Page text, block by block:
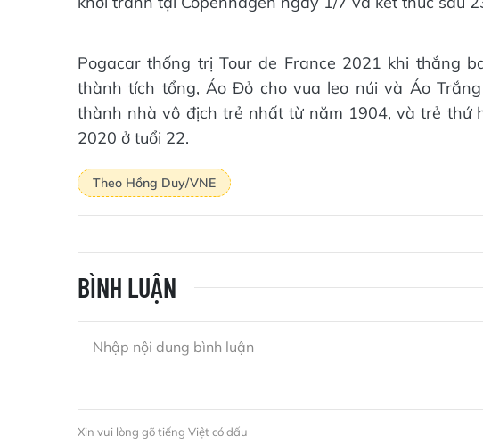
Pogacar thống trị Tour de France 2021 khi thắng
thành tích tổng, Áo Đỏ cho vua leo núi và Áo
thành nhà vô địch trẻ nhất từ năm 1904, và trẻ thứ
2020 ở tuổi 22.
Theo Hồng Duy/VNE
BÌNH LUẬN
Xin vui lòng gõ tiếng Việt có dấu